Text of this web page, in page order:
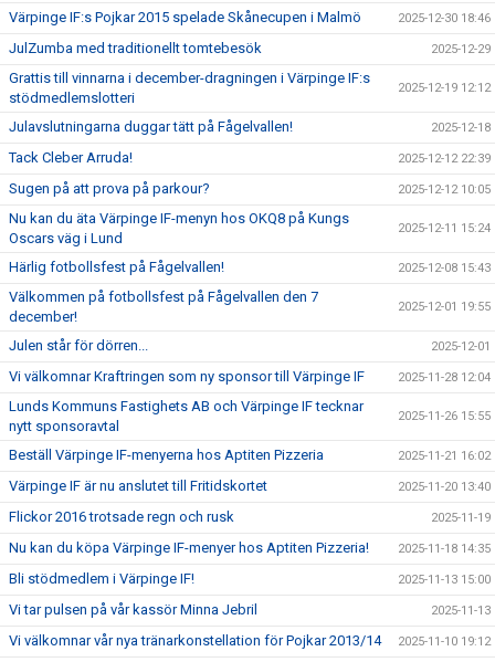
Värpinge IF:s Pojkar 2015 spelade Skånecupen i Malmö 2025-12-30 18:46
JulZumba med traditionellt tomtebesök 2025-12-29
Grattis till vinnarna i december-dragningen i Värpinge IF:s
stödmedlemslotteri
2025-12-19 12:12
Julavslutningarna duggar tätt på Fågelvallen! 2025-12-18
Tack Cleber Arruda! 2025-12-12 22:39
Sugen på att prova på parkour? 2025-12-12 10:05
Nu kan du äta Värpinge IF-menyn hos OKQ8 på Kungs
Oscars väg i Lund
2025-12-11 15:24
Härlig fotbollsfest på Fågelvallen! 2025-12-08 15:43
Välkommen på fotbollsfest på Fågelvallen den 7
december!
2025-12-01 19:55
Julen står för dörren... 2025-12-01
Vi välkomnar Kraftringen som ny sponsor till Värpinge IF 2025-11-28 12:04
Lunds Kommuns Fastighets AB och Värpinge IF tecknar
nytt sponsoravtal
2025-11-26 15:55
Beställ Värpinge IF-menyerna hos Aptiten Pizzeria 2025-11-21 16:02
Värpinge IF är nu anslutet till Fritidskortet 2025-11-20 13:40
Flickor 2016 trotsade regn och rusk 2025-11-19
Nu kan du köpa Värpinge IF-menyer hos Aptiten Pizzeria! 2025-11-18 14:35
Bli stödmedlem i Värpinge IF! 2025-11-13 15:00
Vi tar pulsen på vår kassör Minna Jebril 2025-11-13
Vi välkomnar vår nya tränarkonstellation för Pojkar 2013/14 2025-11-10 19:12